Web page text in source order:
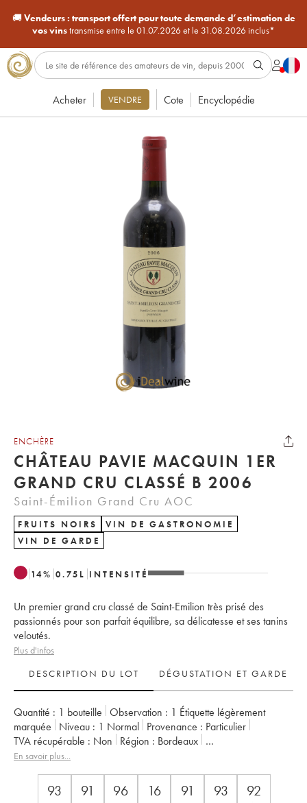
🚚Vendeurs : transport offert pour toute demande d’estimation de
vos vinstransmise entre le 01.07.2026 et le 31.08.2026 inclus*
Acheter VENDRE Cote Encyclopédie
ENCHÈRE
CHÂTEAU PAVIE MACQUIN 1ER
GRAND CRU CLASSÉ B 2006
Saint-Émilion Grand Cru AOC
FRUITS NOIRS
VIN DE GASTRONOMIE
VIN DE GARDE
14% 0.75 L INTENSITÉ
Un premier grand cru classé de Saint-Emilion très prisé des
passionnés pour son parfait équilibre, sa délicatesse et ses tanins
veloutés.
Plus d'infos
DESCRIPTION DU LOT
DÉGUSTATION ET GARDE
Quantité : 1 bouteille Observation : 1 Étiquette légèrement
marquée
Niveau : 1 Normal Provenance : particulier
TVA récupérable :
non Région :
Bordeaux
Appellation :
Propriétaire :
Famille Corre-Macquin
En savoir plus...
93 91 96 16 91 93 92